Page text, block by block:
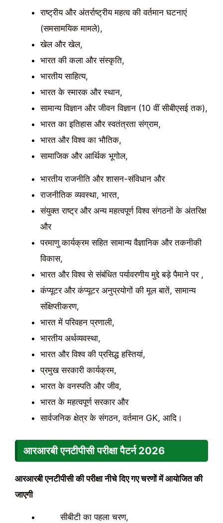
राष्ट्रीय और अंतर्राष्ट्रीय महत्व की वर्तमान घटनाएं
(समसामयिक मामले),
खेल और खेल,
भारत की कला और संस्कृति,
भारतीय साहित्य,
भारत के स्मारक और स्थान,
सामान्य विज्ञान और जीवन विज्ञान (10 वीं सीबीएसई तक),
भारत का इतिहास और स्वतंत्रता संग्राम,
भारत और विश्व का भौतिक,
सामाजिक और आर्थिक भूगोल,
भारतीय राजनीति और शासन-संविधान और
राजनीतिक व्यवस्था, भारत,
संयुक्त राष्ट्र और अन्य महत्वपूर्ण विश्व संगठनों के अंतरिक्ष
और
परमाणु कार्यक्रम सहित सामान्य वैज्ञानिक और तकनीकी
विकास,
भारत और विश्व से संबंधित पर्यावरणीय मुद्दे बड़े पैमाने पर ,
कंप्यूटर और कंप्यूटर अनुप्रयोगों की मूल बातें, सामान्य
संक्षिप्तीकरण,
भारत में परिवहन प्रणाली,
भारतीय अर्थव्यवस्था,
भारत और विश्व की प्रसिद्ध हस्तियां,
प्रमुख सरकारी कार्यक्रम,
भारत के वनस्पति और जीव,
भारत के महत्वपूर्ण सरकार और
सार्वजनिक क्षेत्र के संगठन, वर्तमान GK, आदि।
आरआरबी एनटीपीसी परीक्षा पैटर्न 2026
आरआरबी एनटीपीसी की परीक्षा नीचे दिए गए चरणों में आयोजित की
जाएगी
सीबीटी का पहला चरण,